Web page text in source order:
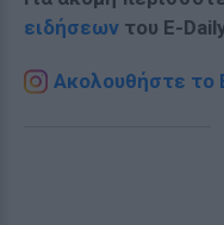
ειδήσεων του E-
Ακολουθήστε το